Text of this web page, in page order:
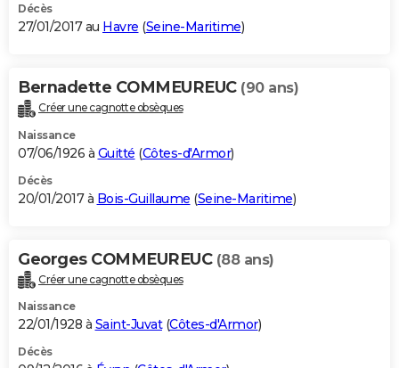
Décès
27/01/2017 au Havre (Seine-Maritime)
Bernadette COMMEUREUC (90 ans)
Créer une cagnotte obsèques
Naissance
07/06/1926 à Guitté (Côtes-d'Armor)
Décès
20/01/2017 à Bois-Guillaume (Seine-Maritime)
Georges COMMEUREUC (88 ans)
Créer une cagnotte obsèques
Naissance
22/01/1928 à Saint-Juvat(Côtes-d'Armor)
Décès